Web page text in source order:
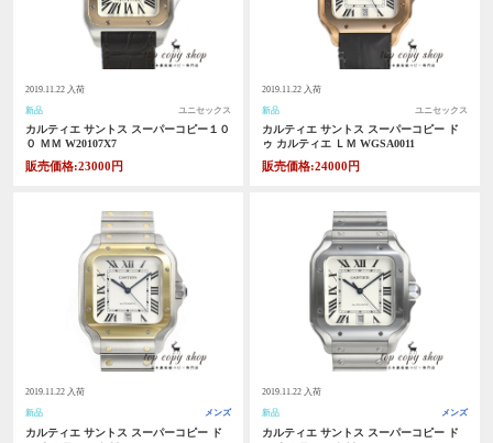
2019.11.22 入荷
新品 ユニセックス
カルティエ サントス スーパーコピー１０
０ ＭＭ W20107X7
販売価格:23000円
2019.11.22 入荷
新品 ユニセックス
カルティエ サントス スーパーコピー ド
ゥ カルティエ ＬＭ WGSA0011
販売価格:24000円
2019.11.22 入荷
新品 メンズ
カルティエ サントス スーパーコピー ド
2019.11.22 入荷
新品 メンズ
カルティエ サントス スーパーコピー ド